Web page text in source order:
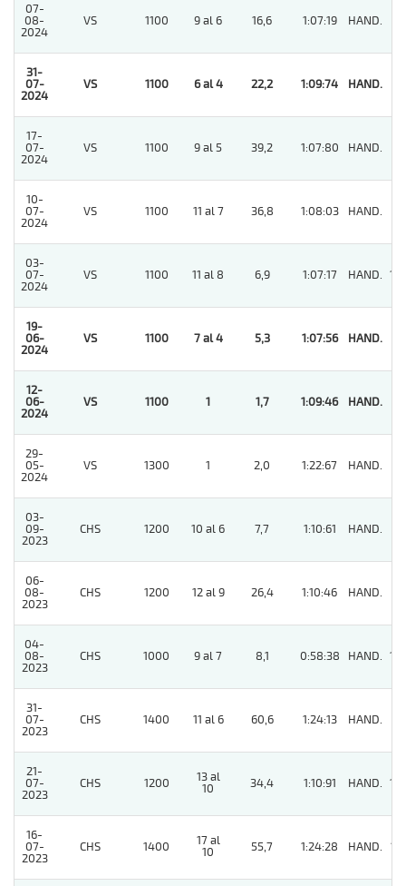
07-
08-
2024
VS 1100 9 al 6 16,6 1:07:19 HAND.
31-
07-
2024
VS 1100 6 al 4 22,2 1:09:74 HAND.
17-
07-
2024
VS 1100 9 al 5 39,2 1:07:80 HAND.
10-
07-
2024
VS 1100 11 al 7 36,8 1:08:03 HAND.
03-
07-
2024
VS 1100 11 al 8 6,9 1:07:17 HAND. 10
19-
06-
2024
VS 1100 7 al 4 5,3 1:07:56 HAND.
12-
06-
2024
VS 1100 1 1,7 1:09:46 HAND.
29-
05-
2024
VS 1300 1 2,0 1:22:67 HAND.
03-
09-
2023
CHS 1200 10 al 6 7,7 1:10:61 HAND.
06-
08-
2023
CHS 1200 12 al 9 26,4 1:10:46 HAND.
04-
08-
2023
CHS 1000 9 al 7 8,1 0:58:38 HAND. 10
31-
07-
2023
CHS 1400 11 al 6 60,6 1:24:13 HAND.
21-
07-
2023
CHS 1200
13 al
10
34,4 1:10:91 HAND. 14
16-
07-
2023
CHS 1400
17 al
10
55,7 1:24:28 HAND. 12